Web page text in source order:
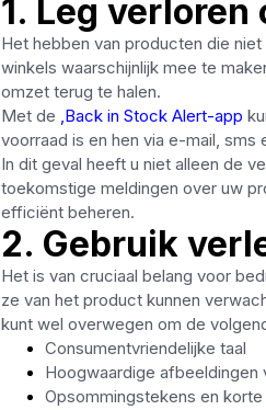
1. Leg
Het hebben van producten die
winkels waarschijnlijk mee te
omzet terug te halen.
Met de ,Back in Stock Alert-app
voorraad is en hen via e-mail,
In dit geval heeft u niet alleen de
toekomstige meldingen over uw
efficiënt beheren.
2. Gebruik
Het is van cruciaal belang voor
ze van het product kunnen
kunt wel overwegen om de
Consumentvriendelijke taal
Hoogwaardige afbeeldingen
Opsommingstekens en